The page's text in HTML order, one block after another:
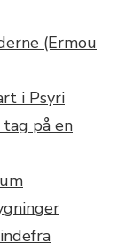
(Ermou
i Psyri
på en